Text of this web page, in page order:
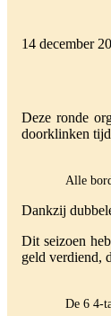
14 december
Deze ronde
doorklinken
Alle
Dankzij
Dit seizoen
geld verdiend,
De 6 4-